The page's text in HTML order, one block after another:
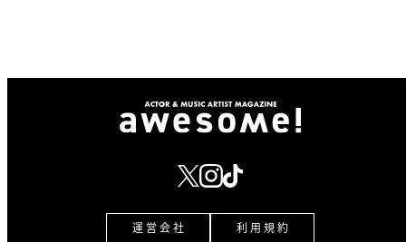
運 営 会 社 利 用 規 約